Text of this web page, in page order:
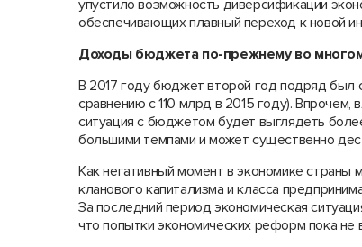
упустило возможность диверсификации
обеспечивающих плавный переход к новой
Доходы бюджета по-прежнему во многом
В 2017 году бюджет второй год подряд
сравнению с 110 млрд в 2015 году).
ситуация с бюджетом будет выглядеть
большими темпами и может существенно
Как негативный момент в экономике страны
кланового капитализма и класса
За последний период экономическая
что попытки экономических реформ пока